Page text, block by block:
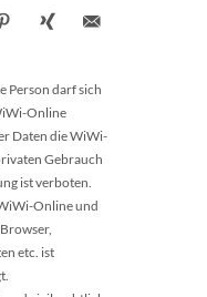
Person darf sich
Online
Daten die WiWi-
Gebrauch
ist verboten.
Online und
etc. ist